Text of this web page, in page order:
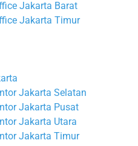
Jakarta Barat
Jakarta Timur
Jakarta Selatan
Jakarta Pusat
Jakarta Utara
Jakarta Timur